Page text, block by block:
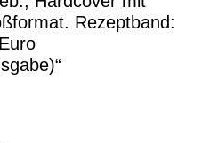
Rezeptband: